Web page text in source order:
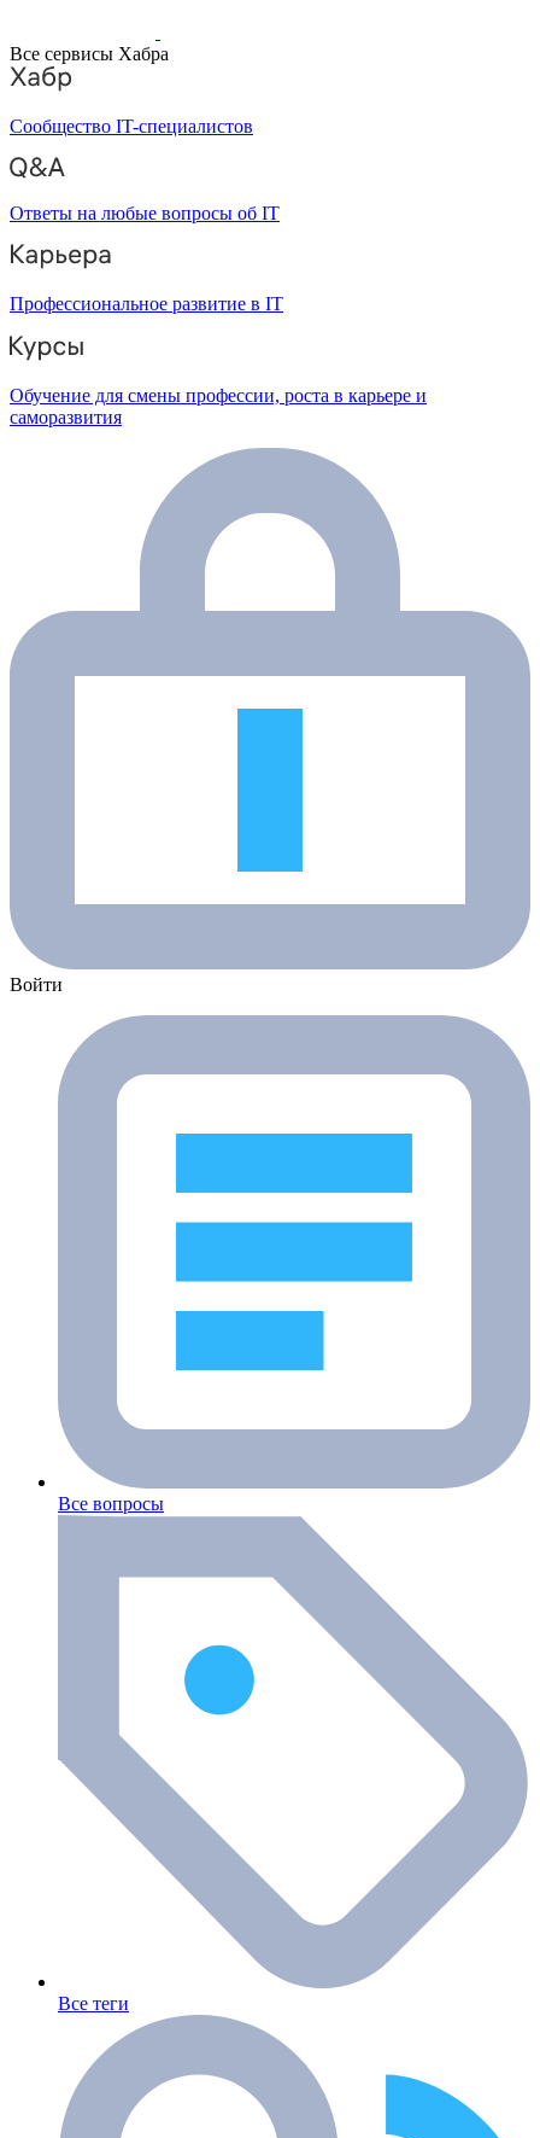
Все сервисы Хабра
Сообщество IT-специалистов
Ответы на любые вопросы об IT
Профессиональное развитие в IT
Обучение для смены профессии, роста в карьере и
саморазвития
Войти
Все вопросы
Все теги